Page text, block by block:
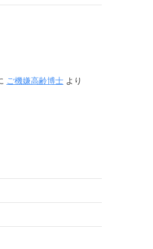
ご機嫌高齢博士 より